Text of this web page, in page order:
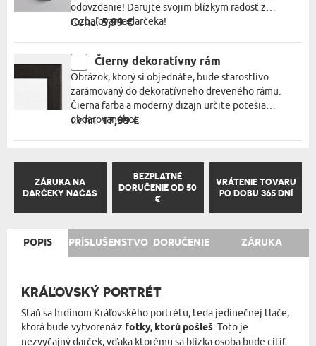
odovzdanie! Darujte svojim blízkym radosť z
rozbaľovania darčeka!
Cena:5,99 €
Čierny dekoratívny rám
Obrázok, ktorý si objednáte, bude starostlivo
zarámovaný do dekoratívneho dreveného rámu.
Čierna farba a moderný dizajn určite potešia
obdarovaného!
Cena:17,99 €
ZÁRUKA NA
DARČEKY NAČAS
BEZPLATNÉ
DORUČENIE OD 50
€
VRÁTENIE TOVARU
PO DOBU 365 DNÍ
POPIS PRÍSLUŠENSTVO DORUČENIE ZÁRUKA
KRÁĽOVSKÝ PORTRÉT
Staň sa hrdinom Kráľovského portrétu, teda jedinečnej tlače,
ktorá bude vytvorená z fotky, ktorú pošleš. Toto je
nezvyčajný darček, vďaka ktorému sa blízka osoba bude cítiť